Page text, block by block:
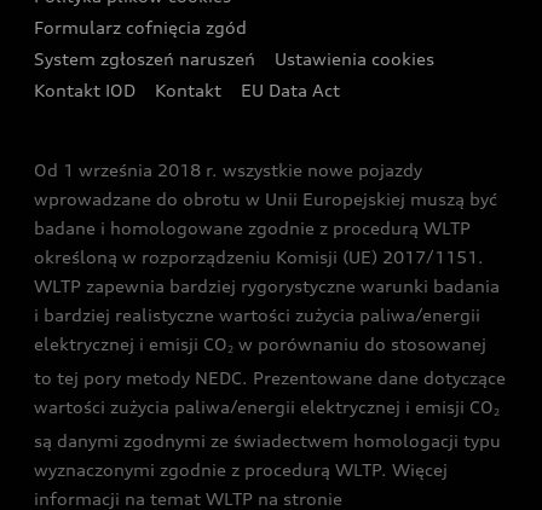
Ubezpieczenie
Audi exclusive
Audi i Puchar Świata w Skokach Narciarskich w
Zakopanem
Formularz cofnięcia zgód
System zgłoszeń naruszeń
Ustawienia cookies
Kontakt IOD
Kontakt EU Data Act
Od 1 września 2018 r. wszystkie nowe pojazdy
wprowadzane do obrotu w Unii Europejskiej muszą być
badane i homologowane zgodnie z procedurą WLTP
określoną w rozporządzeniu Komisji (UE) 2017/1151.
WLTP zapewnia bardziej rygorystyczne warunki badania
i bardziej realistyczne wartości zużycia paliwa/energii
elektrycznej i emisji CO 2 w porównaniu do stosowanej
to tej pory metody NEDC. Prezentowane dane dotyczące
wartości zużycia paliwa/energii elektrycznej i emisji CO 2
są danymi zgodnymi ze świadectwem homologacji typu
wyznaczonymi zgodnie z procedurą WLTP. Więcej
informacji na temat WLTP na stronie